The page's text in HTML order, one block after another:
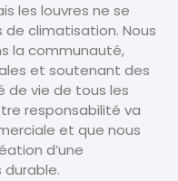
les louvres ne se
climatisation. Nous
la communauté,
et soutenant des
de vie de tous les
responsabilité va
et que nous
d’une